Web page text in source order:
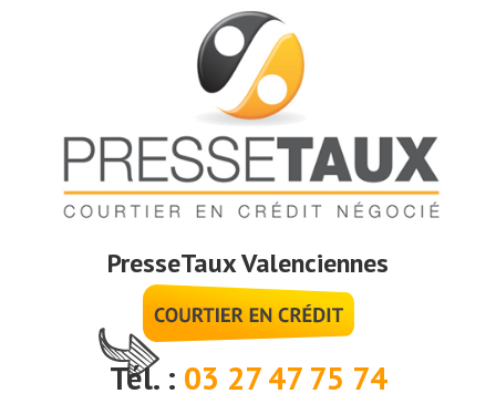
PresseTaux Valenciennes
Tél. : 03 27 47 75 74